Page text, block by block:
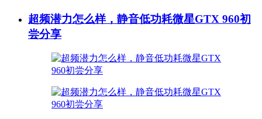
超频潜力怎么样，静音低功耗微星GTX 960初
尝分享